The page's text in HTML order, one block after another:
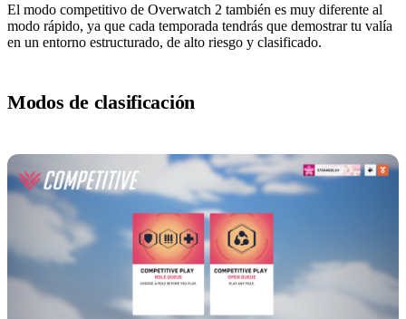
El modo competitivo de Overwatch 2 también es muy diferente al
modo rápido, ya que cada temporada tendrás que demostrar tu valía
en un entorno estructurado, de alto riesgo y clasificado.
Modos de clasificación